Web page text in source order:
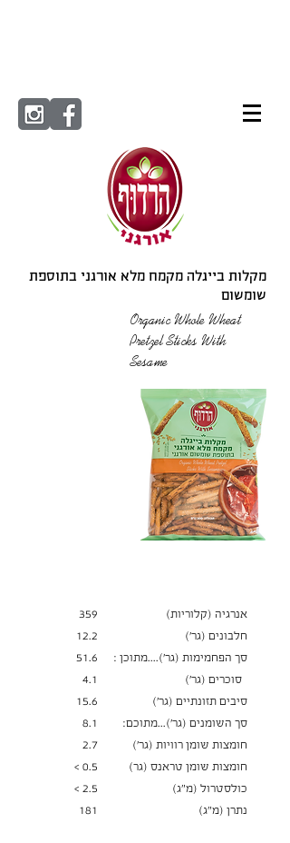
מקלות בייגלה מקמח מלא אורגני בתוספת
שומשום
Organic Whole Wheat
Pretzel Sticks With
Sesame
אנרגיה (קלוריות)
חלבונים (גר׳)
סך הפחמימות (גר')....מתוכן :
סוכרים (גר׳)
סיבים תזונתיים (גר׳)
סך השומנים (גר')...מתוכם:
חומצות שומן רוויות (גר')
חומצות שומן טראנס (גר)
כולסטרול (מ"ג)
נתרן (מ"ג)
359
12.2
51.6
4.1
15.6
8.1
2.7
0.5 >
2.5 >
181